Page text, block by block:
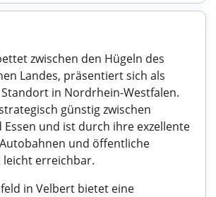
zwischen den Hügeln des
Landes, präsentiert sich als
in Nordrhein-Westfalen.
günstig zwischen
und ist durch ihre exzellente
und öffentliche
erreichbar.
in Velbert bietet eine